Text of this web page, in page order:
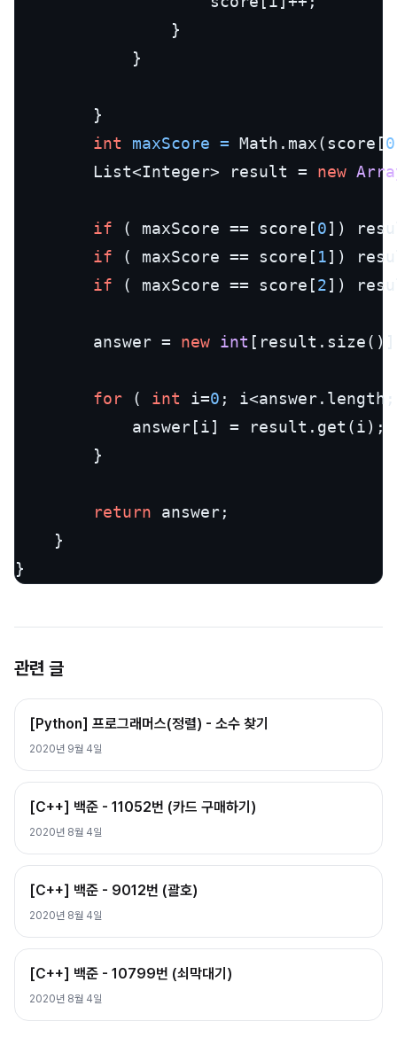
                }
            }
        }
int
maxScore = Math.max(score[0
        List<Integer> result =
new
if ( maxScore == score[0])
if ( maxScore == score[ 1])
if ( maxScore == score[2])
        answer =
new int
for ( int i=0 ;
            answer[i] = result.get(i);
        }
return answer;
    }
}
관련 글
[Python] 프로그래머스(정렬) - 소수 찾기
2020년 9월 4일
[C++] 백준 - 11052번 (카드 구매하기)
2020년 8월 4일
[C++] 백준 - 9012번 (괄호)
2020년 8월 4일
[C++] 백준 - 10799번 (쇠막대기)
2020년 8월 4일